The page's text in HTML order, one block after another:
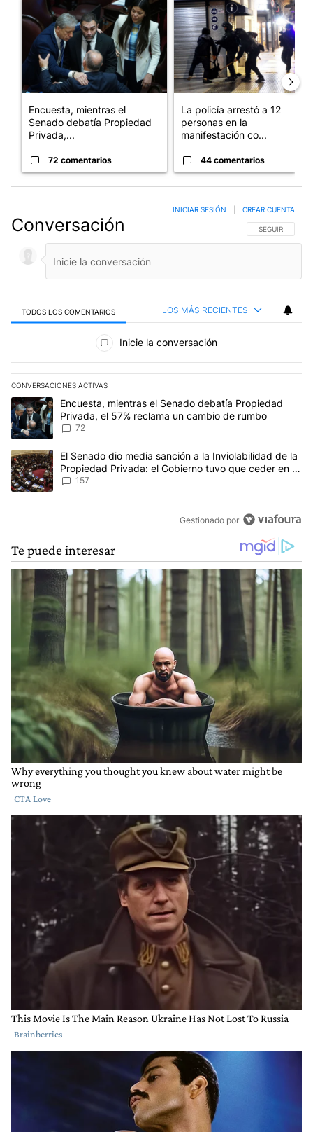
Un artículo de tendencia con el título "Encuesta, mientras el
Encuesta, mientras el
Senado debatía Propiedad
Privada,...
72 comentarios
Un artículo de tendencia con
La policía arrestó a 12
personas en la
manifestación co...
44 comentarios
Conversación SIGA ESTA
SEGUIR
INICIAR SESIÓN CREAR CUENTA
TODOS LOS COMENTARIOS LOS MÁS RECIENTES
Todos los comentarios
Inicie la conversación
CONVERSACIONES ACTIVAS
Este listado muestra los artículos con más comentarios en los
Un artículo de tendencia con el título "Encuesta, mientras el
Encuesta, mientras el Senado debatía Propiedad
Privada, el 57% reclama un cambio de rumbo
72
Un artículo de tendencia con el título "El Senado dio media
El Senado dio media sanción a la Inviolabilidad de la
Propiedad Privada: el Gobierno tuvo que ceder en la
Ley del Manejo del Fuego
157
Gestionado por